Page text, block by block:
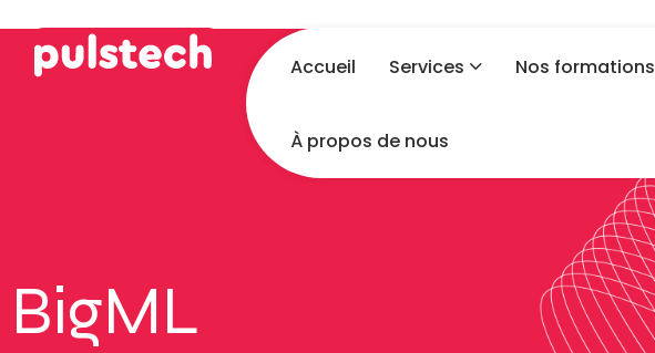
Accueil Services Nos formations
À propos de nous
BigML